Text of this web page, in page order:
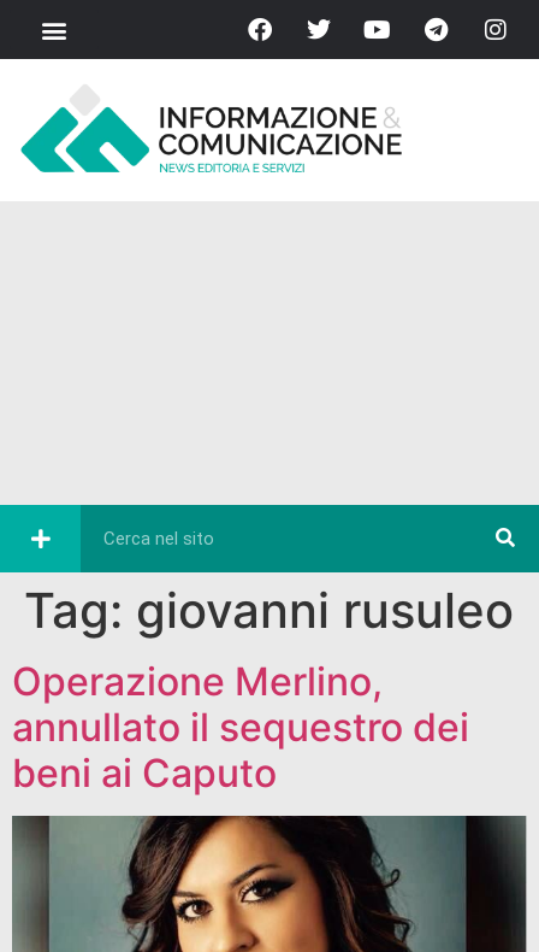
Tag: giovanni rusuleo
Operazione Merlino,
annullato il sequestro dei
beni ai Caputo